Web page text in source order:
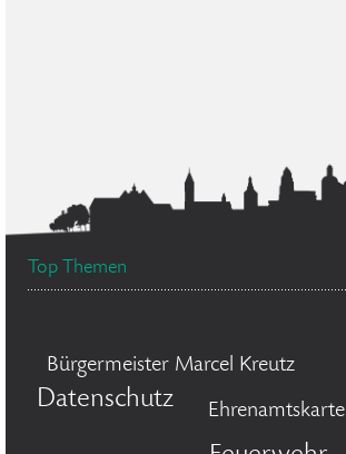
Top Themen
Bürgermeister Marcel Kreutz
Datenschutz Ehrenamtskarte